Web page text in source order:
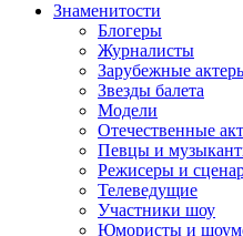
Знаменитости
Блогеры
Журналисты
Зарубежные
Звезды балета
Модели
Отечественные
Певцы и
Режисеры и
Телеведущие
Участники шоу
Юмористы и